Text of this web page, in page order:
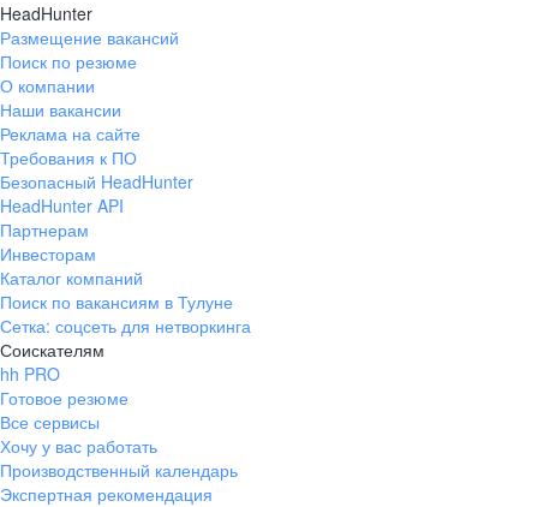
Екатеринбург
ул. Боевых Дружин, стр. 20,
+7 343 226-79-99
pr@ural.hh.ru
ул. Янковского, д. 169, 7 этаж,
706 каб.
+7 861 205-55-57
pr@krd.hh.ru
Владивосток
пер. Ланинский д. 4, офис 3.4
+7 423 202-33-28
pr@dv.hh.ru
HeadHunter
Размещение вакансий
Поиск по резюме
О компании
Наши вакансии
Реклама на сайте
Требования к ПО
Безопасный HeadHunter
HeadHunter API
Партнерам
Инвесторам
Каталог компаний
Поиск по вакансиям в Тулуне
Сетка: соцсеть для нетворкинга
Соискателям
hh PRO
Готовое резюме
Все сервисы
Хочу у вас работать
Производственный календарь
Экспертная рекомендация